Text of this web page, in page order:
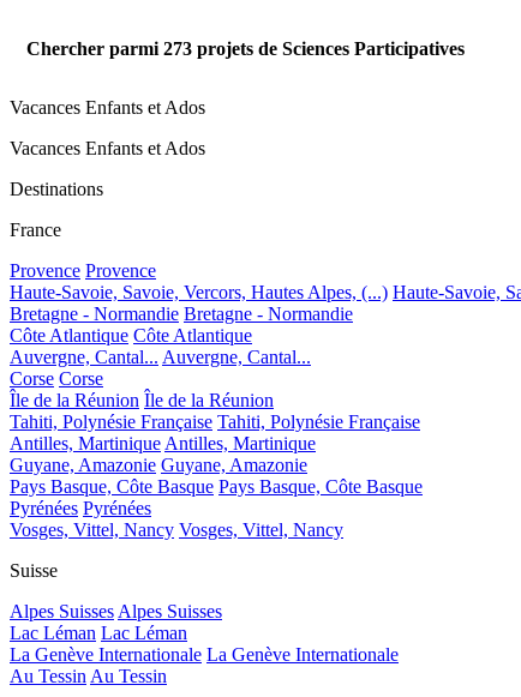
Chercher parmi 273 projets de Sciences Participatives
Vacances Enfants et Ados
Vacances Enfants et Ados
Destinations
France
Provence Provence
Haute-Savoie, Savoie, Vercors, Hautes Alpes, (...) Haute-Savoie,
Bretagne - Normandie Bretagne - Normandie
Côte Atlantique Côte Atlantique
Auvergne, Cantal... Auvergne, Cantal...
Corse Corse
Île de la Réunion Île de la Réunion
Tahiti, Polynésie Française Tahiti, Polynésie Française
Antilles, Martinique Antilles, Martinique
Guyane, Amazonie Guyane, Amazonie
Pays Basque, Côte Basque Pays Basque, Côte Basque
Pyrénées Pyrénées
Vosges, Vittel, Nancy Vosges, Vittel, Nancy
Suisse
Alpes Suisses Alpes Suisses
Lac Léman Lac Léman
La Genève Internationale La Genève Internationale
Au Tessin Au Tessin